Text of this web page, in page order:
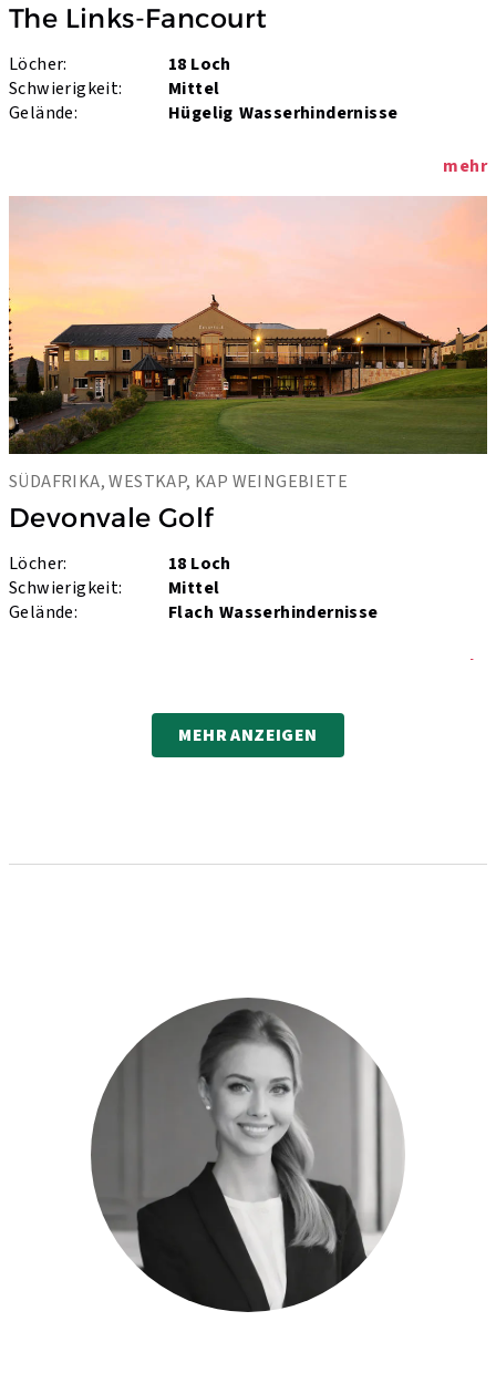
The Links-Fancourt
Löcher:
18 Loch
Schwierigkeit:
Mittel
Gelände:
Hügelig Wasserhindernisse
mehr
SÜDAFRIKA, WESTKAP, KAP WEINGEBIETE
Devonvale Golf
Löcher:
18 Loch
Schwierigkeit:
Mittel
Gelände:
Flach Wasserhindernisse
mehr
MEHR ANZEIGEN